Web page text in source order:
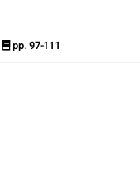
pp. 97-111